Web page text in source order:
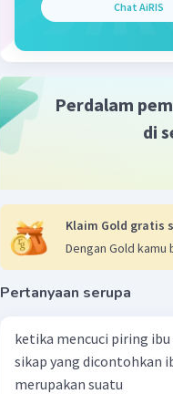
rahim/uterus,
Jawaban
bagian alat re-
rahiim.
Chat AiRIS
Perdalam
di
Klaim Gold gratis
Dengan Gold kamu
Pertanyaan serupa
ketika mencuci piring
sikap yang dicontohkan
merupakan suatu